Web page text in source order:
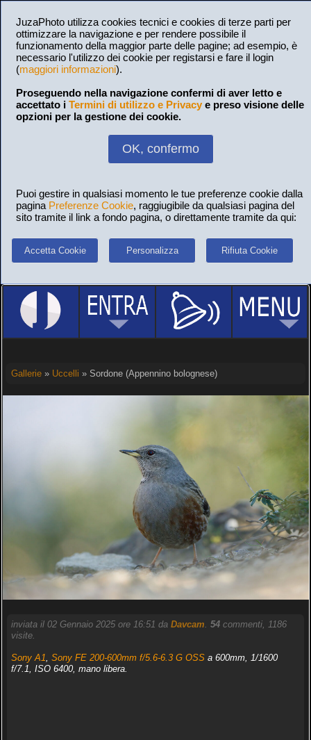
JuzaPhoto utilizza cookies tecnici e cookies di terze parti per
ottimizzare la navigazione e per rendere possibile il
funzionamento della maggior parte delle pagine; ad esempio, è
necessario l'utilizzo dei cookie per registarsi e fare il login
(maggiori informazioni).
Proseguendo nella navigazione confermi di aver letto e
accettato i Termini di utilizzo e Privacy e preso visione delle
opzioni per la gestione dei cookie.
OK, confermo
Puoi gestire in qualsiasi momento le tue preferenze cookie dalla
pagina Preferenze Cookie, raggiugibile da qualsiasi pagina del
sito tramite il link a fondo pagina, o direttamente tramite da qui:
Accetta Cookie Personalizza Rifiuta Cookie
Gallerie» Uccelli » Sordone (Appennino bolognese)
inviata il 02 Gennaio 2025 ore 16:51 da Davcam. 54commenti, 1186
visite.
Sony A1, Sony FE 200-600mm f/5.6-6.3 G OSSa 600mm, 1/1600
f/7.1, ISO 6400, mano libera.